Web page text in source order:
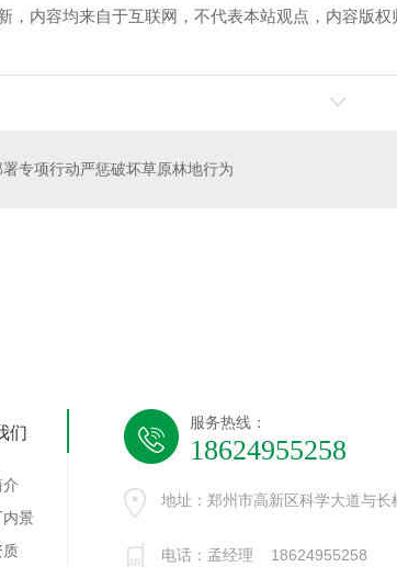
，内容均来自于互联网，不代表本站观点，内容版
专项行动严惩破坏草原林地行为
们
内景
质
服务热线：
18624955258
地址：郑州市高新区科学大道与
电话：孟经理 18624955258